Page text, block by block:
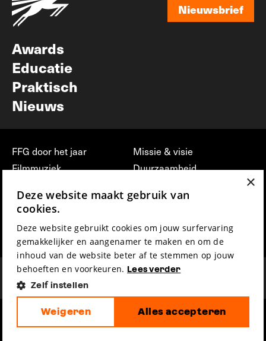
Nieuwsbrief
Awards
Educatie
Praktisch
Nieuws
FFG door het jaar
Filmmuziek
Press & Industry
Film Fest Friends
Missie & visie
Duurzaamheid
vrijwilligerswerk bij FFG
Privacy & Disclaimer
×
Deze website maakt gebruik van
cookies.
Deze website gebruikt cookies om jouw surfervaring
gemakkelijker en aangenamer te maken en om de
inhoud van de website beter af te stemmen op jouw
behoeften en voorkeuren. Lees verder
Zelf instellen
Alles accepteren
Weigeren